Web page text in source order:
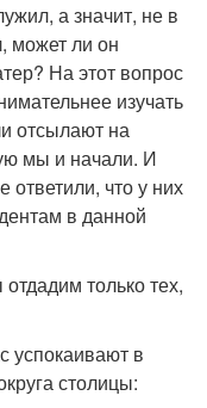
а значит, не в
может ли он
На этот вопрос
изучать
отсылают на
мы и начали. И
что у них
в данной
только тех,
успокаивают в
столицы: